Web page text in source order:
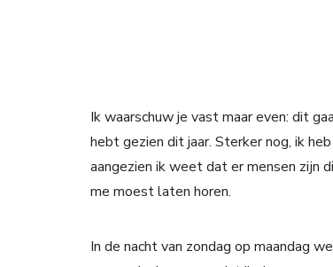
Ik waarschuw je vast maar even: dit
hebt gezien dit jaar. Sterker nog, ik
aangezien ik weet dat er mensen zijn
me moest laten horen.
In de nacht van zondag op maandag